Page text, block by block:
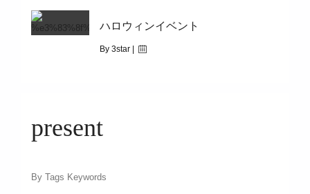
| 2102
10/23(MON)~10/31(TUE)
ハロウィンイベント
By 3star |
present
By Tags Keywords